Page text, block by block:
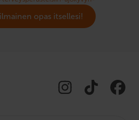
opas itsellesi!